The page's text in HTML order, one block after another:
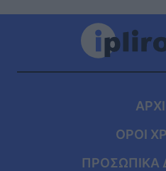
ΟΡΟΙ
ΠΡΟΣΩΠΙΚΑ